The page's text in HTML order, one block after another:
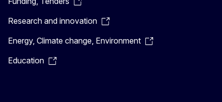
Research and innovation
Energy, Climate change, Environment
Education